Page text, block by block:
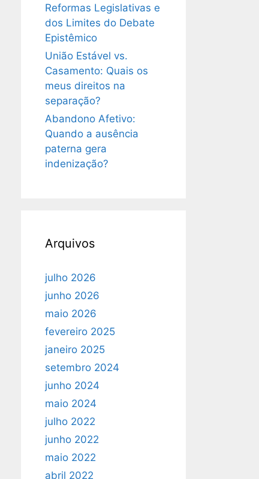
Reformas Legislativas e
dos Limites do Debate
Epistêmico
União Estável vs.
Casamento: Quais os
meus direitos na
separação?
Abandono Afetivo:
Quando a ausência
paterna gera
indenização?
Arquivos
julho 2026
junho 2026
maio 2026
fevereiro 2025
janeiro 2025
setembro 2024
junho 2024
maio 2024
julho 2022
junho 2022
maio 2022
abril 2022